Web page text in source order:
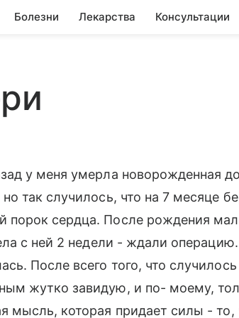
Болезни Лекарства Консультации
у меня умерла новорожденная
так случилось, что на 7 месяце
порок сердца. После рождения
с ней 2 недели - ждали
После всего того, что
жутко завидую, и по- моему,
мысль, которая придает силы -